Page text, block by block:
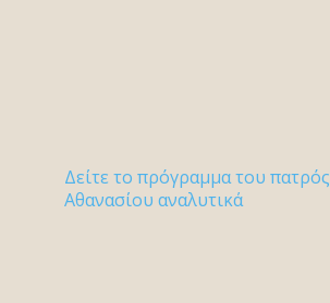
Δείτε το πρόγραμμα του πατρός
Αθανασίου αναλυτικά